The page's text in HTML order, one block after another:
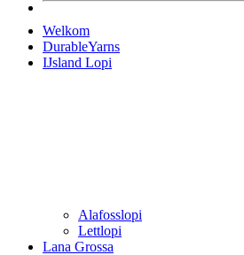
Welkom
DurableYarns
IJsland Lopi
Alafosslopi
Lettlopi
Lana Grossa